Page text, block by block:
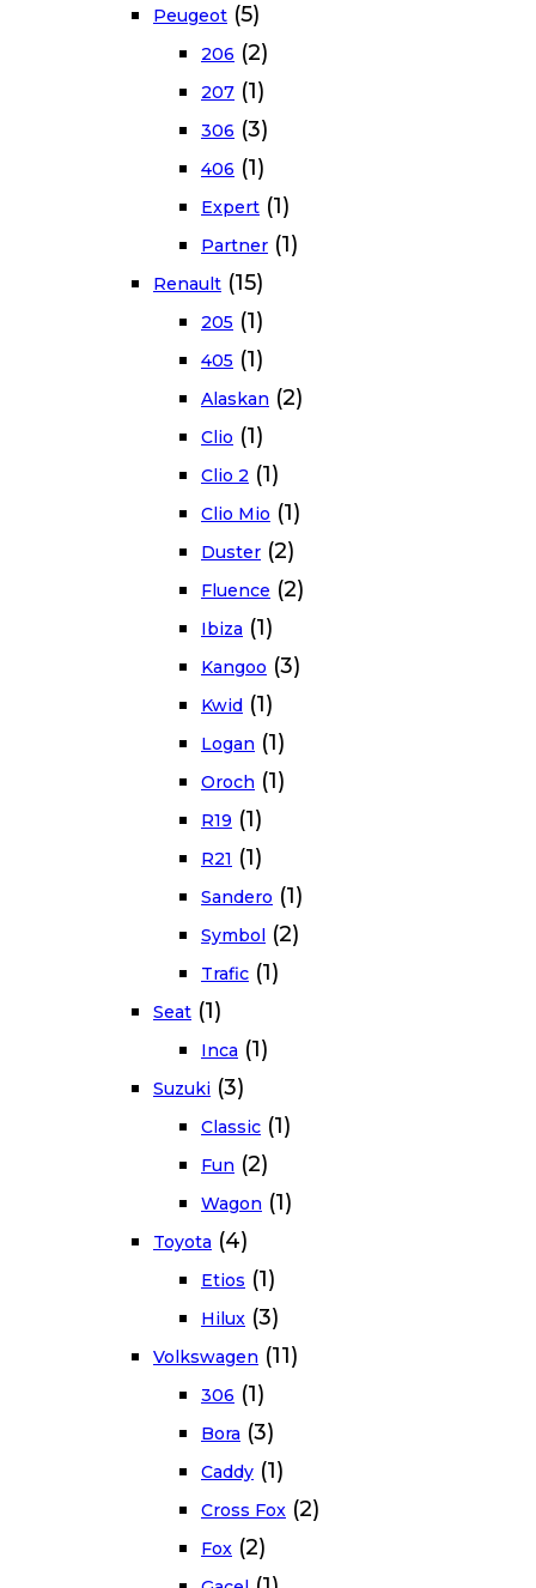
Peugeot (5)
206 (2)
207 (1)
306 (3)
406 (1)
Expert (1)
Partner (1)
Renault (15)
205 (1)
405 (1)
Alaskan (2)
Clio (1)
Clio 2 (1)
Clio Mio (1)
Duster (2)
Fluence (2)
Ibiza (1)
Kangoo (3)
Kwid (1)
Logan (1)
Oroch (1)
R19 (1)
R21 (1)
Sandero (1)
Symbol (2)
Trafic (1)
Seat (1)
Inca (1)
Suzuki (3)
Classic (1)
Fun (2)
Wagon (1)
Toyota (4)
Etios (1)
Hilux (3)
Volkswagen (11)
306 (1)
Bora (3)
Caddy (1)
Cross Fox (2)
Fox (2)